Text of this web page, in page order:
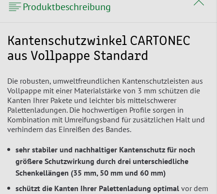
Produktbeschreibung
Kantenschutzwinkel CARTONEC
aus Vollpappe Standard
Die robusten, umweltfreundlichen Kantenschutzleisten aus
Vollpappe mit einer Materialstärke von 3 mm schützen die
Kanten Ihrer Pakete und leichter bis mittelschwerer
Palettenladungen. Die hochwertigen Profile sorgen in
Kombination mit Umreifungsband für zusätzlichen Halt und
verhindern das Einreißen des Bandes.
sehr stabiler und nachhaltiger Kantenschutz für noch
größere Schutzwirkung durch drei unterschiedliche
Schenkellängen (35 mm, 50 mm und 60 mm)
schützt die Kanten Ihrer Palettenladung optimal vor dem